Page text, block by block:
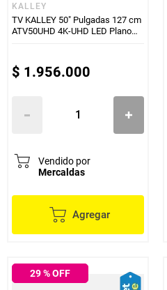
KALLEY
TV KALLEY 50" Pulgadas 127 cm
ATV50UHD 4K-UHD LED Plano
$ 1.956.000
Vendido por
Mercaldas
Agregar
29% OFF